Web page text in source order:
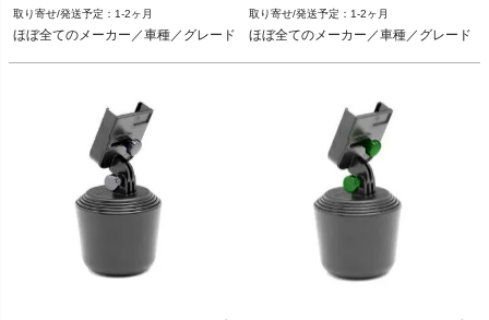
ほぼ全てのメーカー／車種／グレード
1-2ヶ月
ほぼ全てのメーカー／車種／グレード
ほぼ全てのメーカー／車種／グレード
1-2ヶ月
ほぼ全てのメーカー／車種／グレード